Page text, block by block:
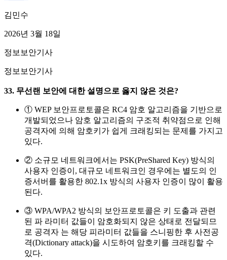
김민수
2026년 3월 18일
정보보안기사
정보보안기사
33. 무선랜 보안에 대한 설명으로 옳지 않은 것은?
① WEP 보안프로토콜은 RC4 암호 알고리즘을 기반으로
개발되었으나 암호 알고리즘의 구조적 취약점으로 인해
공격자에 의해 암호키가 쉽게 크래킹되는 문제를 가지고
있다.
② 소규모 네트워크에서는 PSK(PreShared Key) 방식의
사용자 인증이, 대규모 네트워크인 경우에는 별도의 인
증서버를 활용한 802.1x 방식의 사용자 인증이 많이 활용
된다.
③ WPA/WPA2 방식의 보안프로토콜은 키 도출과 관련
된 파 라미터 값들이 암호화되지 않은 상태로 전달되므
로 공격자 는 해당 피라미터 값들을 스니핑한 후 사전공
격(Dictionary attack)을 시도하여 암호키를 크래킹할 수
있다.